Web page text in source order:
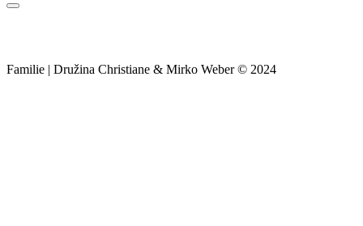
Search
Familie | Družina Christiane & Mirko Weber © 2024